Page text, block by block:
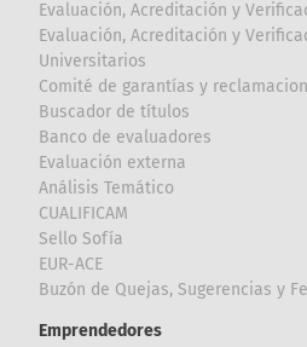
Evaluación, Acreditación y
Evaluación, Acreditación y
Universitarios
Comité de garantías y
Buscador de títulos
Banco de evaluadores
Evaluación externa
Análisis Temático
CUALIFICAM
Sello Sofía
EUR-ACE
Buzón de Quejas, Sugerencias y
Emprendedores